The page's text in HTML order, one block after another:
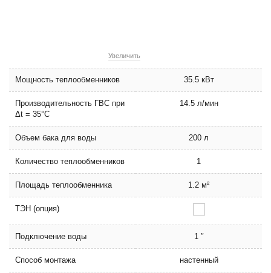
Увеличить
Мощность теплообменников 35.5 кВт
Производительность ГВС при
Δt = 35°С
14.5 л/мин
Объем бака для воды 200 л
Количество теплообменников 1
Площадь теплообменника 1.2 м²
ТЭН (опция)
Подключение воды 1 ″
Способ монтажа настенный